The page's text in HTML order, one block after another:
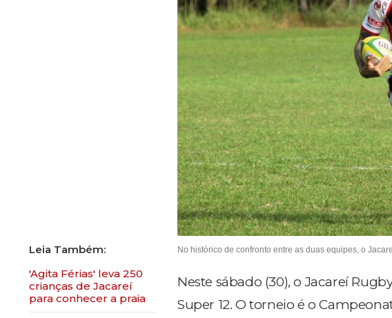
'Agita Férias' leva 250
crianças de Jacareí
para conhecer a praia
No histórico de confronto entre as duas equipes, o
Neste sábado (30), o Jacareí
Super 12. O torneio é o